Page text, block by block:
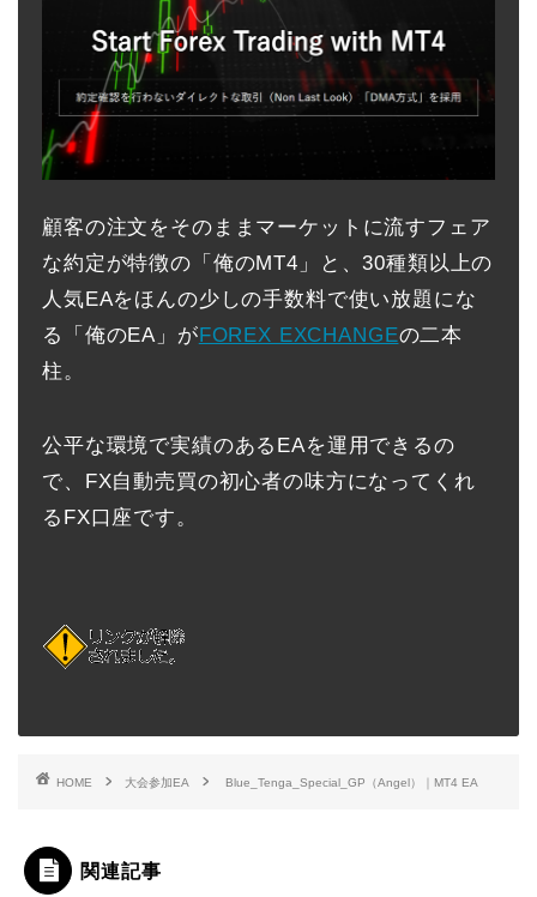
顧客の注文をそのままマーケットに流すフェア
な約定が特徴の「俺のMT4」と、30種類以上の
人気EAをほんの少しの手数料で使い放題にな
る「俺のEA」がFOREX EXCHANGEの二本
柱。
公平な環境で実績のあるEAを運用できるの
で、FX自動売買の初心者の味方になってくれ
るFX口座です。
HOME 大会参加EA Blue_Tenga_Special_GP（Angel）｜MT4 EA
関連記事